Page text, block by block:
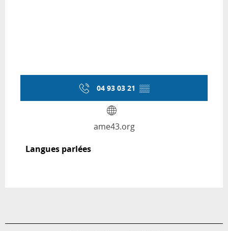
04 93 03 21 ▒▒
ame43.org
Langues parlées
Langues parlées